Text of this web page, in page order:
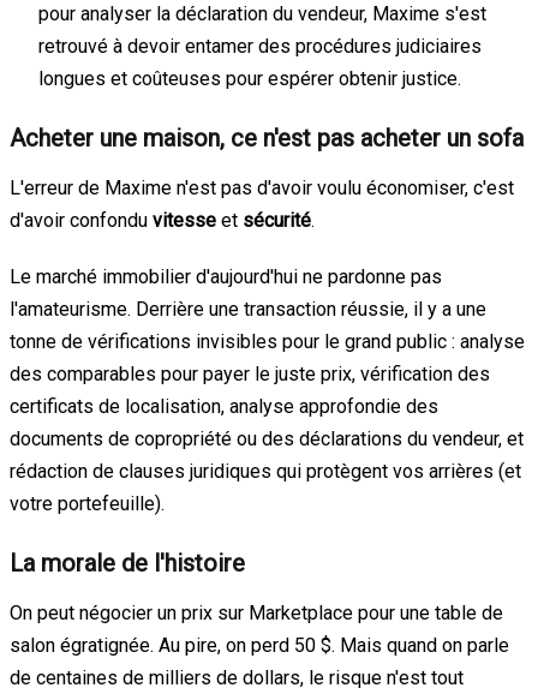
pour analyser la déclaration du vendeur, Maxime s'est
retrouvé à devoir entamer des procédures judiciaires
longues et coûteuses pour espérer obtenir justice.
Acheter une maison, ce n'est pas acheter un sofa
L'erreur de Maxime n'est pas d'avoir voulu économiser, c'est
d'avoir confondu vitesse et sécurité.
Le marché immobilier d'aujourd'hui ne pardonne pas
l'amateurisme. Derrière une transaction réussie, il y a une
tonne de vérifications invisibles pour le grand public : analyse
des comparables pour payer le juste prix, vérification des
certificats de localisation, analyse approfondie des
documents de copropriété ou des déclarations du vendeur, et
rédaction de clauses juridiques qui protègent vos arrières (et
votre portefeuille).
La morale de l'histoire
On peut négocier un prix sur Marketplace pour une table de
salon égratignée. Au pire, on perd 50 $. Mais quand on parle
de centaines de milliers de dollars, le risque n'est tout